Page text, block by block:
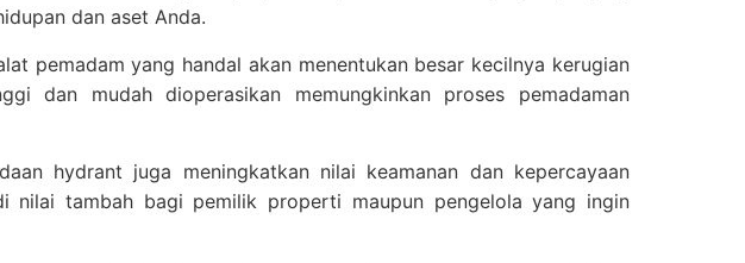
dan aset Anda.
pemadam yang handal akan menentukan besar kecilnya kerugian
dan mudah dioperasikan memungkinkan proses pemadaman
hydrant juga meningkatkan nilai keamanan dan kepercayaan
nilai tambah bagi pemilik properti maupun pengelola yang ingin